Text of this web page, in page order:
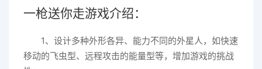
一枪送你走游戏介绍：
1、设计多种外形各异、能力不同的外星人，如快速
移动的飞虫型、远程攻击的能量型等，增加游戏的挑战